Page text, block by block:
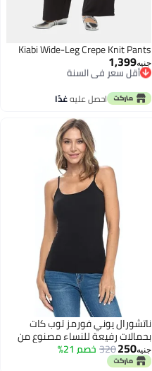
Kiabi Wide-Leg Crepe Knit Pants
جنيه1,399
أقل سعر في السنة
توصيل مجاني
أقل سعر في السنة
احصل عليهغدًا
ناتشورال يوني فورمز توب كات
بحمالات رفيعة للنساء مصنوع من
القطن القابل للتمدد وجيد التهوية
جنيه250
320 خصم 21%